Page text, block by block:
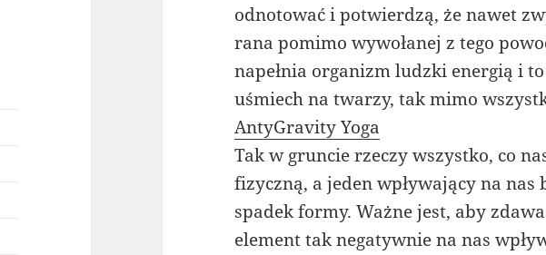
odnotować i potwierdzą, że nawet
rana pomimo wywołanej z tego
napełnia organizm ludzki energią i
uśmiech na twarzy, tak mimo
AntyGravity Yoga
Tak w gruncie rzeczy wszystko, co
fizyczną, a jeden wpływający na nas
spadek formy. Ważne jest, aby
element tak negatywnie na nas